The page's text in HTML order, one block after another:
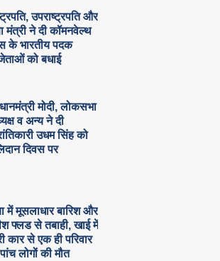
उपराष्ट्रपति और
मंत्री ने दी कॉमनवेल्थ
के भारतीय पदक
को बधाई
मोदी, लोकसभा
व अन्य ने दी
उधम सिंह को
दिवस पर
में मूसलाधार बारिश और
फ्लड से तबाही, खाई में
कार से एक ही परिवार
लोगों की मौत